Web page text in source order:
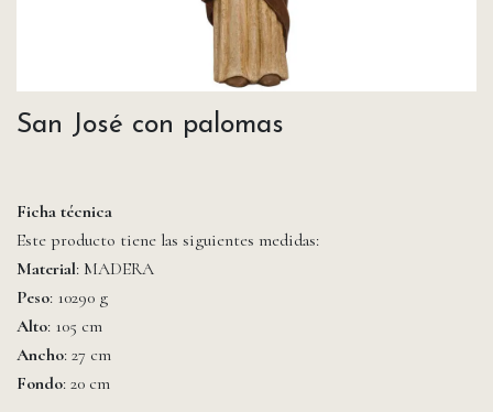
San José con palomas
Ficha técnica
Este producto tiene las siguientes medidas:
Material: MADERA
Peso: 10290 g
Alto: 105 cm
Ancho: 27 cm
Fondo: 20 cm